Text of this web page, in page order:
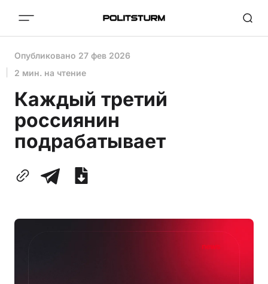
Опубликовано 27 фев 2026
2 мин. на чтение
Каждый третий
россиянин
подрабатывает